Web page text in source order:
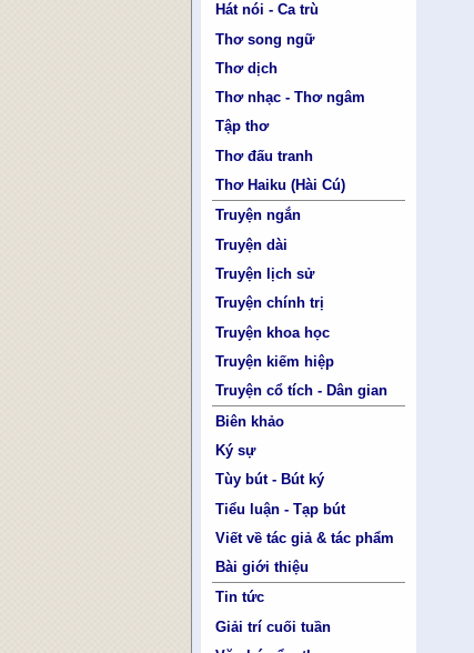
Hát nói - Ca trù
Thơ song ngữ
Thơ dịch
Thơ nhạc - Thơ ngâm
Tập thơ
Thơ đấu tranh
Thơ Haiku (Hài Cú)
Truyện ngắn
Truyện dài
Truyện lịch sử
Truyện chính trị
Truyện khoa học
Truyện kiếm hiệp
Truyện cổ tích - Dân gian
Biên khảo
Ký sự
Tùy bút - Bút ký
Tiểu luận - Tạp bút
Viết về tác giả & tác phẩm
Bài giới thiệu
Tin tức
Giải trí cuối tuần